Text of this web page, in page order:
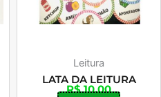
Leitura
LATA DA LEITURA
R$10,00